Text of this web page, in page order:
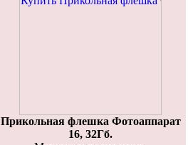
Прикольная флешка Фотоаппарат
16, 32Гб.